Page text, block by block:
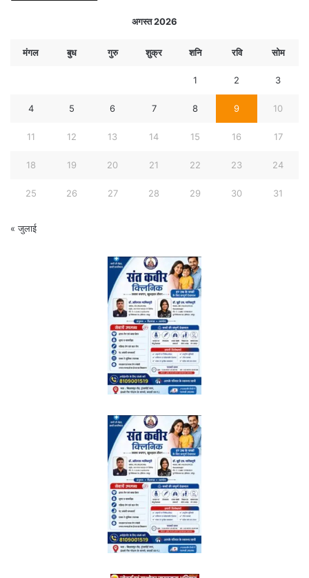
अगस्त 2026
मंगल बुध गुरु शुक्र शनि रवि सोम
1 2 3
4 5 6 7 8 9 10
11 12 13 14 15 16 17
18 19 20 21 22 23 24
25 26 27 28 29 30 31
« जुलाई